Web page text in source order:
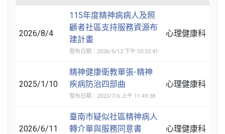
2026/8/4
115年度精神病病人及照
顧者社區支持服務資源布
建計畫
發布日期：2026/5/12 下午 03:02:41
心理健康科
2025/1/10
精神健康衛教單張-精神
疾病防治四部曲
發布日期：2022/7/6 上午 11:49:38
心理健康科
2026/6/11
臺南市疑似社區精神病人
轉介單與服務同意書
心理健康科